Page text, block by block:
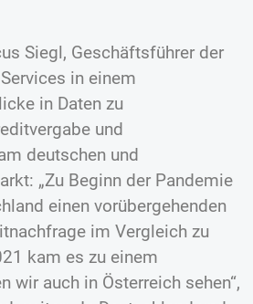
Siegl, Geschäftsführer der
in einem
in Daten zu
und
deutschen und
„Zu Beginn der Pandemie
einen vorübergehenden
im Vergleich zu
kam es zu einem
wir auch in Österreich sehen“,